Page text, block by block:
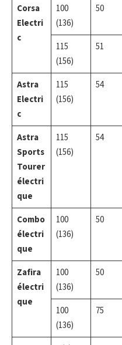
Corsa
Electri
c
100
(136)
50
115
(156)
51
Astra
Electri
c
115
(156)
54
Astra
Sports
Tourer
électri
que
115
(156)
54
Combo
électri
que
100
(136)
50
Zafira
électri
que
100
(136)
50
100
(136)
75